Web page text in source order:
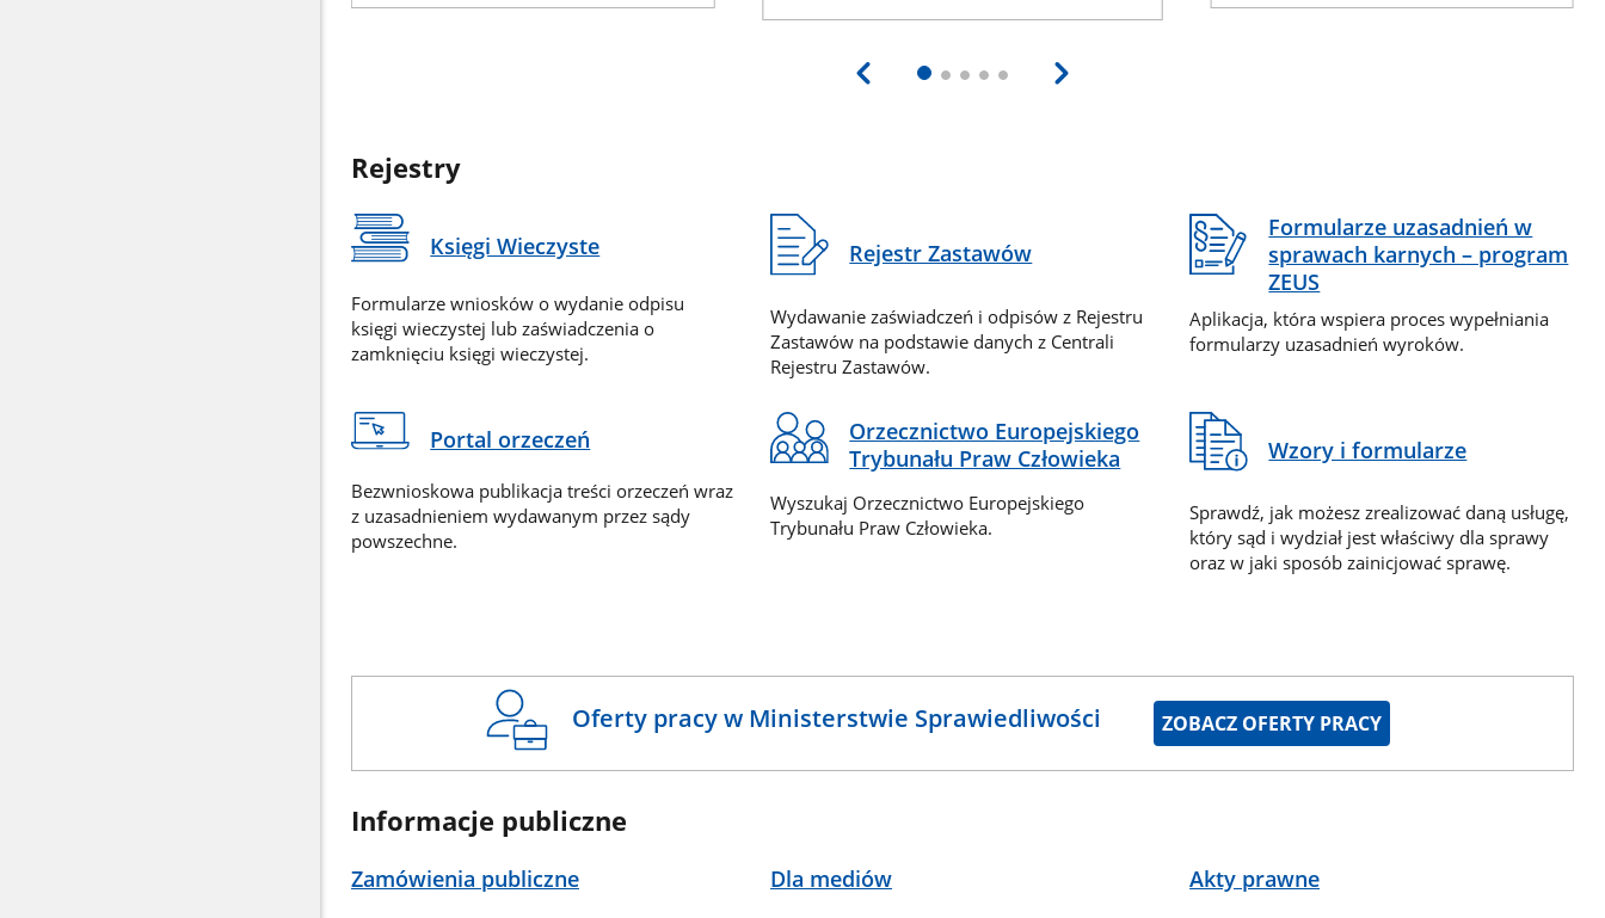
Rejestry
Księgi Wieczyste
Formularze wniosków o wydanie odpisu
księgi wieczystej lub zaświadczenia o
zamknięciu księgi wieczystej.
Rejestr Zastawów
Wydawanie zaświadczeń i odpisów z Rejestru
Zastawów na podstawie danych z Centrali
Rejestru Zastawów.
Formularze uzasadnień w
sprawach karnych – program
ZEUS
Aplikacja, która wspiera proces wypełniania
formularzy uzasadnień wyroków.
Portal orzeczeń
Bezwnioskowa publikacja treści orzeczeń wraz
z uzasadnieniem wydawanym przez sądy
powszechne.
Orzecznictwo Europejskiego
Trybunału Praw Człowieka
Wyszukaj Orzecznictwo Europejskiego
Trybunału Praw Człowieka.
Wzory i formularze
Sprawdź, jak możesz zrealizować daną usługę,
który sąd i wydział jest właściwy dla sprawy
oraz w jaki sposób zainicjować sprawę.
Oferty pracy w Ministerstwie Sprawiedliwości ZOBACZ OFERTY PRACY
Informacje publiczne
Zamówienia publiczne Dla mediów Akty prawne